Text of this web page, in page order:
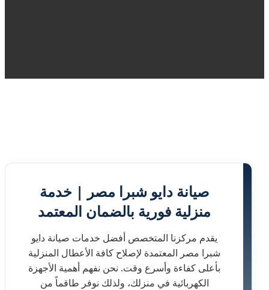
صيانة دايو شبرا مصر | خدمة
منزلية فورية بالضمان المعتمد
يقدم مركزنا المتخصص أفضل خدمات صيانة دايو
شبرا مصر المعتمدة لإصلاح كافة الأعطال المنزلية
بأعلى كفاءة وأسرع وقت. نحن نفهم أهمية الأجهزة
الكهربائية في منزلك، ولذلك نوفر طاقماً من